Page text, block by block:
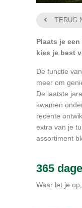
TERUG
Plaats je
kies je best
De functie
meer om
De laatste
kwamen
recente
extra van je
assortiment
365
Waar let je